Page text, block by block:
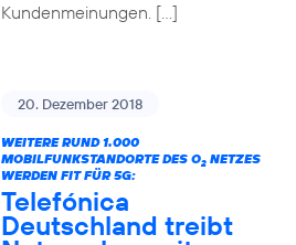
Kundenmeinungen. […]
20. Dezember 2018
WEITERE RUND 1.000
MOBILFUNKSTANDORTE DES O2NETZES
WERDEN FIT FÜR 5G:
Telefónica
Deutschland treibt